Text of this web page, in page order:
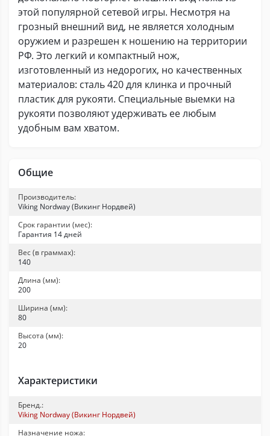
этой популярной сетевой игры. Несмотря на
грозный внешний вид, не является холодным
оружием и разрешен к ношению на территории
РФ. Это легкий и компактный нож,
изготовленный из недорогих, но качественных
материалов: сталь 420 для клинка и прочный
пластик для рукояти. Специальные выемки на
рукояти позволяют удерживать ее любым
удобным вам хватом.
Общие
Производитель:
Viking Nordway (Викинг Нордвей)
Срок гарантии (мес):
Гарантия 14 дней
Вес (в граммах):
140
Длина (мм):
200
Ширина (мм):
80
Высота (мм):
20
Характеристики
Бренд.:
Viking Nordway (Викинг Нордвей)
Назначение ножа: